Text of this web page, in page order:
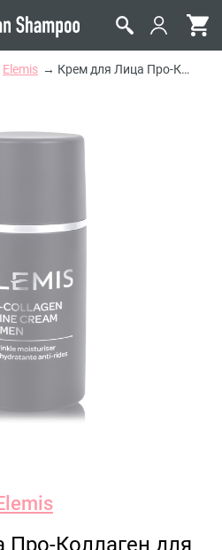
Elemis Крем для Лица Про-Коллаген для Мужчин Elemis Pro-Collagen Marine Cream for Men
Про-Коллаген для